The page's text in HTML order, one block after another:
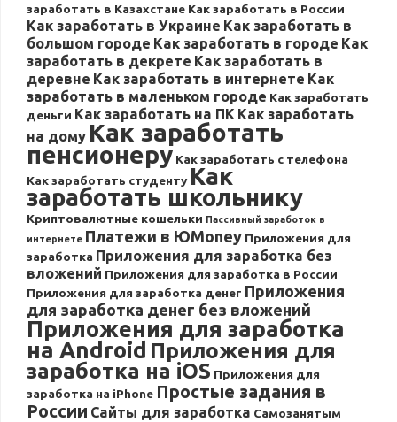
заработать в Казахстане Как заработать в России
Как заработать в Украине Как заработать в
большом городе Как заработать в городе Как
заработать в декрете Как заработать в
деревне Как заработать в интернете Как
заработать в маленьком городе Как заработать
деньги Как заработать на ПК Как заработать
на дому Как заработать
пенсионеру Как заработать с телефона
Как заработать студенту Как
заработать школьнику
Криптовалютные кошельки Пассивный заработок в
интернете Платежи в ЮMoney Приложения для
заработка Приложения для заработка без
вложений Приложения для заработка в России
Приложения для заработка денег Приложения
для заработка денег без вложений
Приложения для заработка
на Android Приложения для
заработка на iOS Приложения для
заработка на iPhone Простые задания в
России Сайты для заработка Самозанятым